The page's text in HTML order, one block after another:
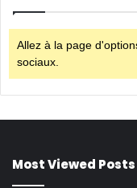
Allez à la page
sociaux.
Most Viewed Posts